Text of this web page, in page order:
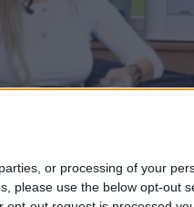
or processing of your
please use the below opt-out